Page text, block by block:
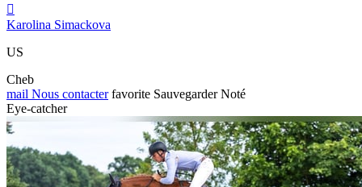

Karolina Simackova
US
Cheb
mail Nous contacter favorite Sauvegarder Noté
Eye-catcher